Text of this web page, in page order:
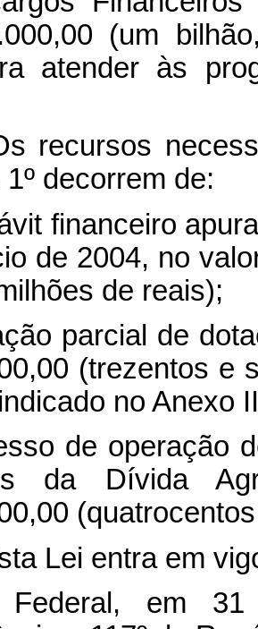
(um
atender às
recursos
decorrem de:
financeiro
de 2004, no
de reais);
parcial de
(trezentos e
no Anexo
de operação
da Dívida
Lei entra em
Federal, em